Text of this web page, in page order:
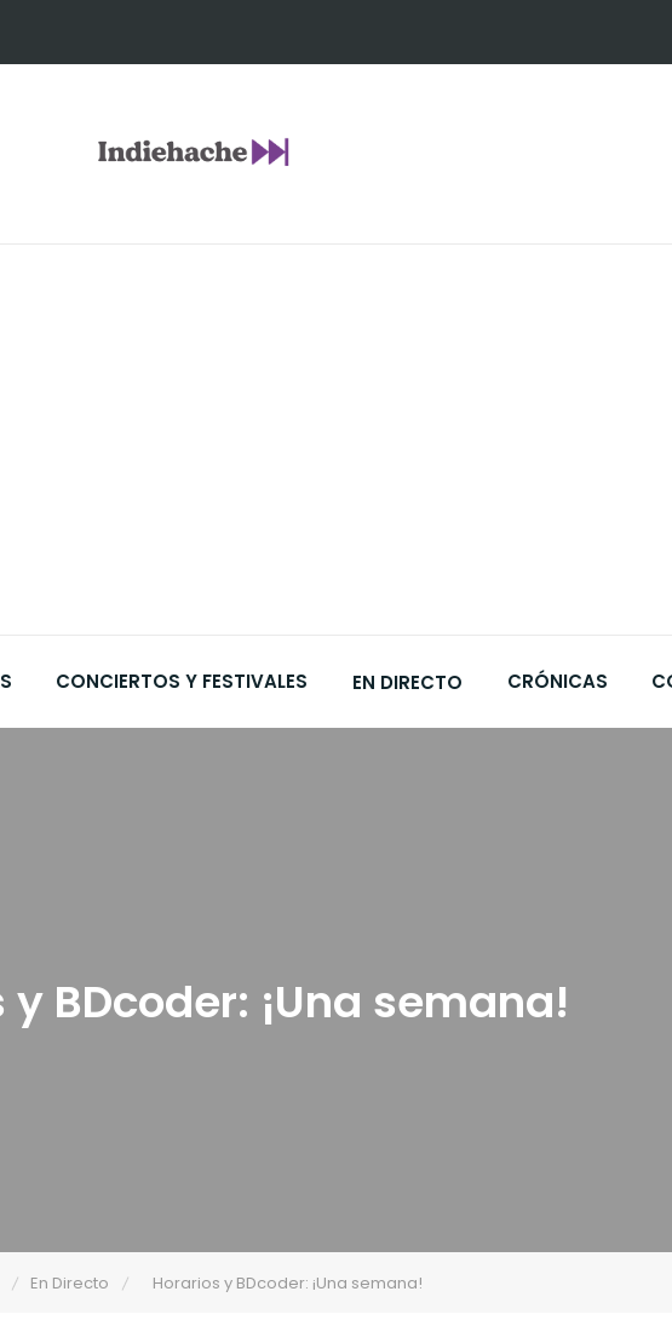
CONCIERTOS Y FESTIVALES EN DIRECTO CRÓNICAS
BDcoder: ¡Una semana!
En Directo Horarios y BDcoder: ¡Una semana!